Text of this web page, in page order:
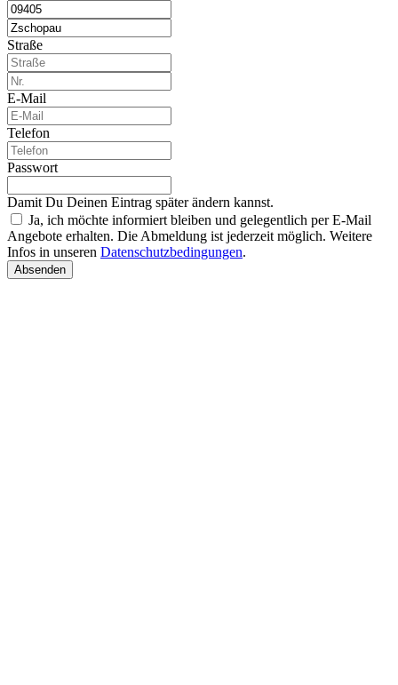
Straße
E-Mail
Telefon
Passwort
Damit Du Deinen Eintrag später ändern kannst.
Ja, ich möchte informiert bleiben und gelegentlich per E-Mail
Angebote erhalten. Die Abmeldung ist jederzeit möglich. Weitere
Infos in unseren Datenschutzbedingungen.
Absenden